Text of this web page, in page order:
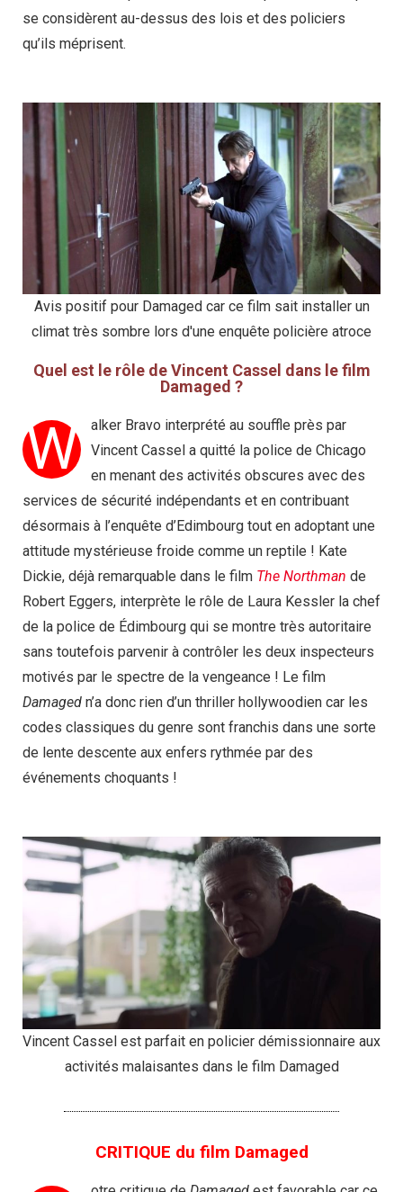
se considèrent au-dessus des lois et des policiers
qu’ils méprisent.
Avis positif pour Damaged car ce film sait installer un
climat très sombre lors d'une enquête policière atroce
Quel est le rôle de Vincent Cassel dans le film
Damaged ?
W
alker Bravo interprété au souffle près par
Vincent Cassel a quitté la police de Chicago
en menant des activités obscures avec des
services de sécurité indépendants et en contribuant
désormais à l’enquête d’Edimbourg tout en adoptant une
attitude mystérieuse froide comme un reptile ! Kate
Dickie, déjà remarquable dans le film The Northman de
Robert Eggers, interprète le rôle de Laura Kessler la chef
de la police de Édimbourg qui se montre très autoritaire
sans toutefois parvenir à contrôler les deux inspecteurs
motivés par le spectre de la vengeance ! Le film
Damaged n’a donc rien d’un thriller hollywoodien car les
codes classiques du genre sont franchis dans une sorte
de lente descente aux enfers rythmée par des
événements choquants !
Vincent Cassel est parfait en policier démissionnaire aux
activités malaisantes dans le film Damaged
CRITIQUE du film Damaged